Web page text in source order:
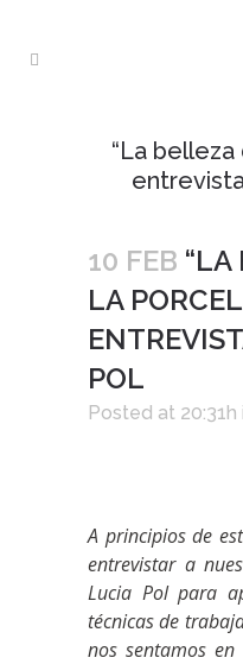
“La belleza
10 FEB “LA
LA
POL
Posted at 20:31h
A principios de
entrevistar a
Lucia Pol para
técnicas de
nos sentamos